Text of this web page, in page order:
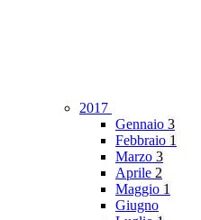
2017
Gennaio 3
Febbraio 1
Marzo 3
Aprile 2
Maggio 1
Giugno